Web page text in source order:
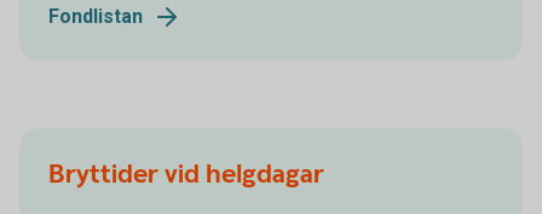
Fondlistan
Bryttider vid helgdagar